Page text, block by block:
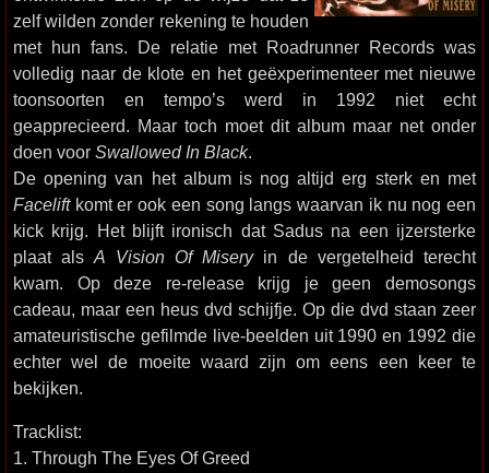
zelf wilden zonder rekening te houden
met hun fans. De relatie met Roadrunner Records was
volledig naar de klote en het geëxperimenteer met nieuwe
toonsoorten en tempo’s werd in 1992 niet echt
geapprecieerd. Maar toch moet dit album maar net onder
doen voor Swallowed In Black.
De opening van het album is nog altijd erg sterk en met
Faceliftkomt er ook een song langs waarvan ik nu nog een
kick krijg. Het blijft ironisch dat Sadus na een ijzersterke
plaat alsA Vision Of Miseryin de vergetelheid terecht
kwam. Op deze re-release krijg je geen demosongs
cadeau, maar een heus dvd schijfje. Op die dvd staan zeer
amateuristische gefilmde live-beelden uit 1990 en 1992 die
echter wel de moeite waard zijn om eens een keer te
bekijken.
Tracklist:
1. Through The Eyes Of Greed